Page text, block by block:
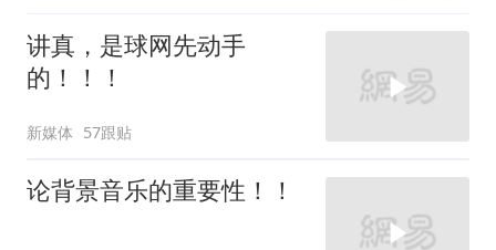
讲真，是球网先动手
的！！！
新媒体 57跟贴
论背景音乐的重要性！！